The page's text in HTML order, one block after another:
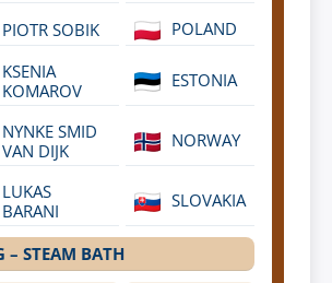
PIOTR SOBIK POLAND
KSENIA
KOMAROV
ESTONIA
NYNKE SMID
VAN DIJK
NORWAY
LUKAS
BARANI
SLOVAKIA
– STEAM BATH